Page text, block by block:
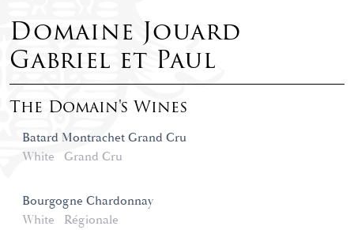
Domaine Jouard
Gabriel et Paul
The Domain's Wines
Batard Montrachet Grand Cru
White
Grand Cru
Bourgogne Chardonnay
White
Régionale